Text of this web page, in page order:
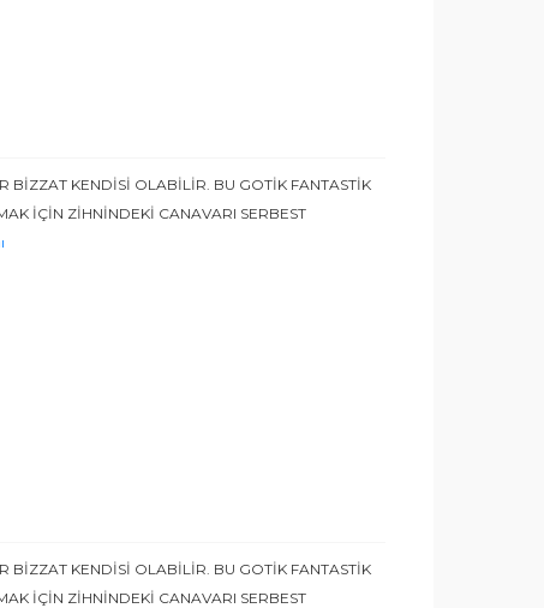
BİZZAT KENDİSİ OLABİLİR. BU GOTİK FANTASTİK
İÇİN ZİHNİNDEKİ CANAVARI SERBEST
BİZZAT KENDİSİ OLABİLİR. BU GOTİK FANTASTİK
İÇİN ZİHNİNDEKİ CANAVARI SERBEST